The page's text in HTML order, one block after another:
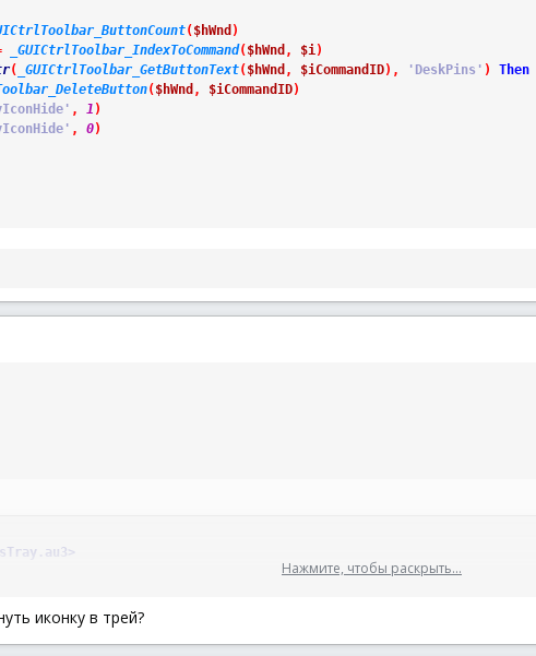
($hWnd )
_GUICtrlToolbar_IndexToCommand($hWnd , $i )
( _GUICtrlToolbar_GetButtonText($hWnd , $iCommandID) , 'DeskPins' )
Then
($hWnd , $iCommandID)
, 1 )
, 0)
- режим определения индекса иконки по имени процесса
режим для Win 7, для Win2000 и выше = 0
($var1, $var2, $var3); функция получения индекса иконки
Нажмите, чтобы раскрыть...
иконку в трей?